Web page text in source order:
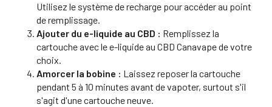
Utilisez le système de recharge pour accéder au point
de remplissage.
Ajouter du e-liquide au CBD : Remplissez la
cartouche avec le e-liquide au CBD Canavape de votre
choix.
Amorcer la bobine : Laissez reposer la cartouche
pendant 5 à 10 minutes avant de vapoter, surtout s'il
s'agit d'une cartouche neuve.